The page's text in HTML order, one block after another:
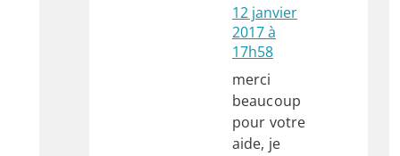
12 janvier
2017 à
17h58
merci
beaucoup
pour votre
aide, je